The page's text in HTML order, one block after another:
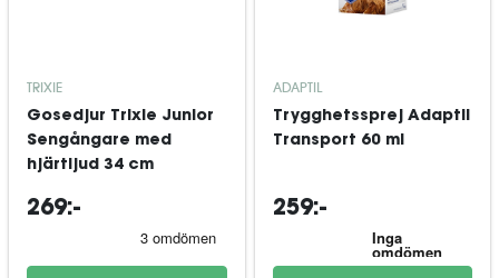
TRIXIE
Gosedjur Trixie Junior
Sengångare med
hjärtljud 34 cm
269:-
ADAPTIL
Trygghetssprej Adaptil
Transport 60 ml
259:-